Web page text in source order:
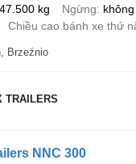
47.500 kg Ngừng
Chiều cao bánh xe thứ
Brzeźnio
TRAILERS
NNC 300